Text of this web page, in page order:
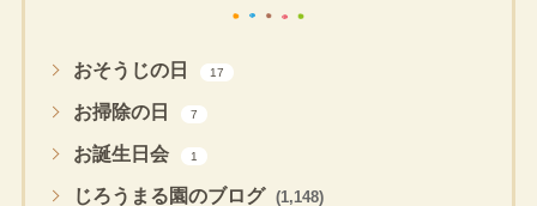
おそうじの日 17
お掃除の日 7
お誕生日会 1
じろうまる園のブログ (1,148)